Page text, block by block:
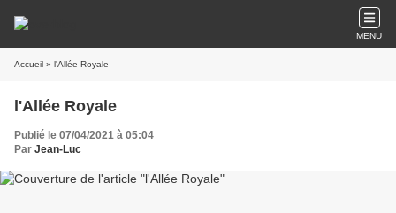
MENU
Accueil » l'Allée Royale
l'Allée Royale
Publié le 07/04/2021 à 05:04
Par Jean-Luc